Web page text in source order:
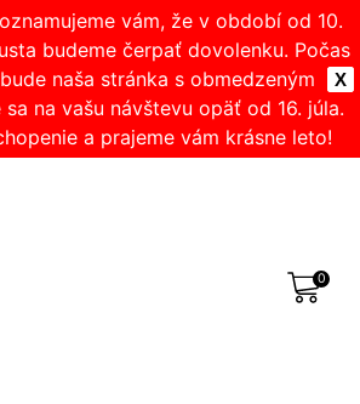
X
vám, že v období od 10.
budeme čerpať dovolenku. Počas
naša stránka s obmedzeným
na vašu návštevu opäť od 16. júla.
a prajeme vám krásne leto!
0